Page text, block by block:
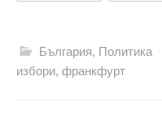
България, Политика
избори, франкфурт